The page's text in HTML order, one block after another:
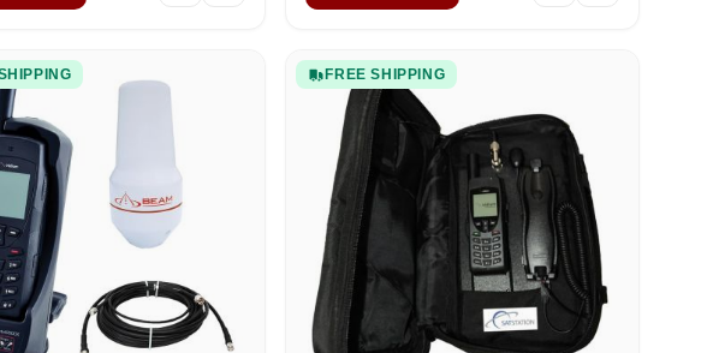
FREE SHIPPING